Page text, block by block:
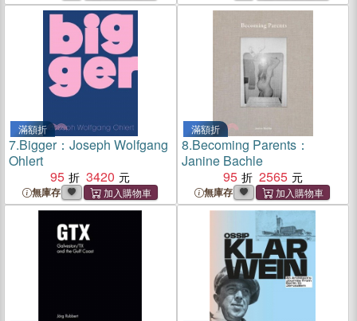
滿額折
7.Bigger：Joseph Wolfgang
Ohlert
95
3420
無庫存
滿額折
8.Becoming Parents：
Janine Bachle
95
2565
無庫存